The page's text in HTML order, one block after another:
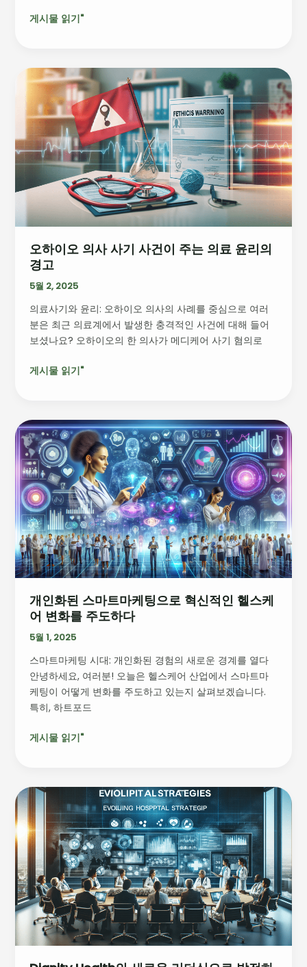
래
다
게시물 읽기"
오하이오 의사 사기 사건이 주는 의료 윤리의
경고
5월 2, 2025
의료사기와 윤리: 오하이오 의사의 사례를 중심으로 여러
분은 최근 의료계에서 발생한 충격적인 사건에 대해 들어
보셨나요? 오하이오의 한 의사가 메디케어 사기 혐의로
이
오
의
사
사
기
건
주
는
의
윤
리
의
고
게시물 읽기"
개인화된 스마트마케팅으로 혁신적인 헬스케
어 변화를 주도하다
5월 1, 2025
스마트마케팅 시대: 개인화된 경험의 새로운 경계를 열다
안녕하세요, 여러분! 오늘은 헬스케어 산업에서 스마트마
케팅이 어떻게 변화를 주도하고 있는지 살펴보겠습니다.
특히, 하트포드
개
인
화
된
스
마
트
마
케
팅
로
혁
신
인
헬
스
케
변
주
도
하
다
게시물 읽기"
Dignity
Health
의
새
로
운
리
더
십